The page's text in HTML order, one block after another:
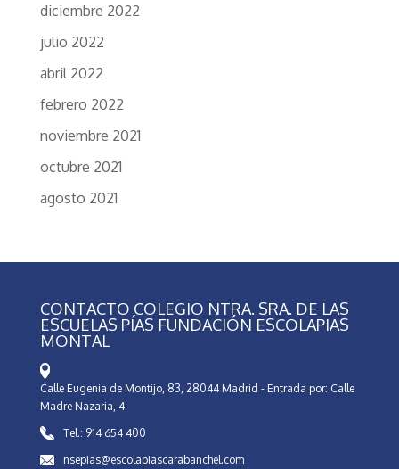
diciembre 2022
julio 2022
abril 2022
febrero 2022
noviembre 2021
octubre 2021
agosto 2021
CONTACTO COLEGIO NTRA. SRA. DE LAS
ESCUELAS PÍAS FUNDACIÓN ESCOLAPIAS
MONTAL
Calle Eugenia de Montijo, 83, 28044 Madrid - Entrada por: Calle
Madre Nazaria, 4
Tel.: 914 654 400
nsepias@escolapiascarabanchel.com